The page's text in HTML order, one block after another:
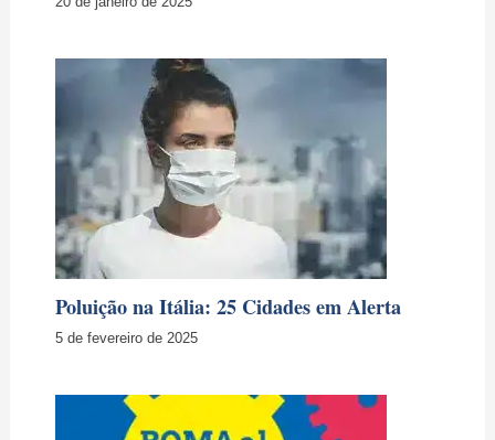
Poluição na Itália: 25 Cidades em Alerta
5 de fevereiro de 2025